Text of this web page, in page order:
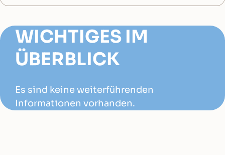
WICHTIGES IM
ÜBERBLICK
Es sind keine weiterführenden
Informationen vorhanden.